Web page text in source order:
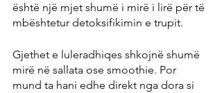
është një mjet shumë i mirë i lirë për të
mbështetur detoksifikimin e trupit.
Gjethet e luleradhiqes shkojnë shumë
mirë në sallata ose smoothie. Por
mund ta hani edhe direkt nga dora si